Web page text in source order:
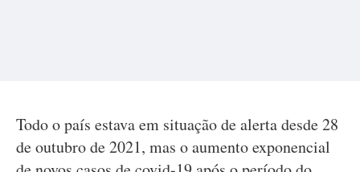
Todo o país estava em situação de alerta desde 28
de outubro de 2021, mas o aumento exponencial